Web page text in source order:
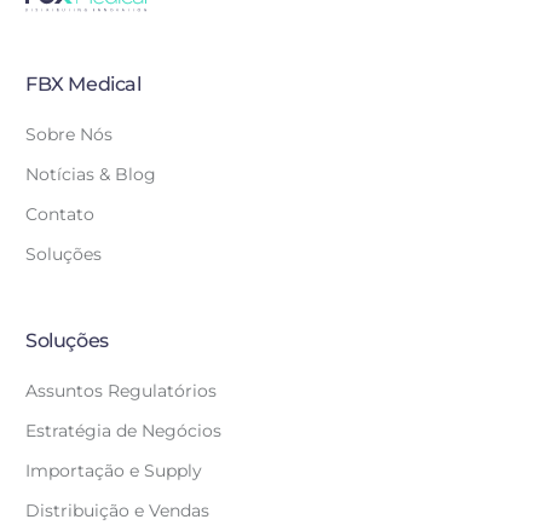
FBX Medical
Sobre Nós
Notícias & Blog
Contato
Soluções
Soluções
Assuntos Regulatórios
Estratégia de Negócios
Importação e Supply
Distribuição e Vendas